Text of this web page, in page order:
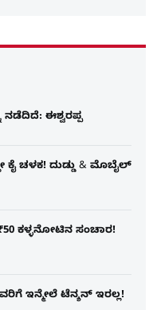
ಈಶ್ವರಪ್ಪ
ಕೈ ಚಳಕ! ದುಡ್ಡು & ಮೊಬೈಲ್​
ಕಳ್ಳನೋಟಿನ ಸಂಚಾರ!
ಇನ್ಮೇಲೆ ಟೆನ್ಶನ್​ ಇರಲ್ಲ!